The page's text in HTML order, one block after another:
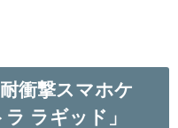
衝撃スマホケ
ラギッド」